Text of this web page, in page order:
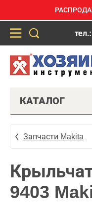
КАТАЛОГ
Запчасти Makita
9403